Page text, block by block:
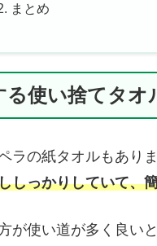
まとめ
る使い捨てタオ
ラの紙タオルもあり
しっかりしていて、
が使い道が多く良い